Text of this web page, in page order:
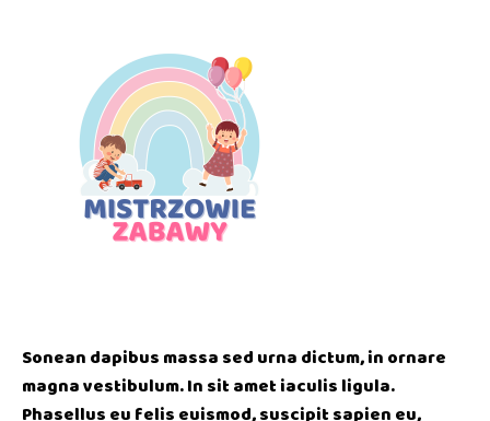
Sonean dapibus massa sed urna dictum, in ornare
magna vestibulum. In sit amet iaculis ligula.
Phasellus eu felis euismod, suscipit sapien eu,